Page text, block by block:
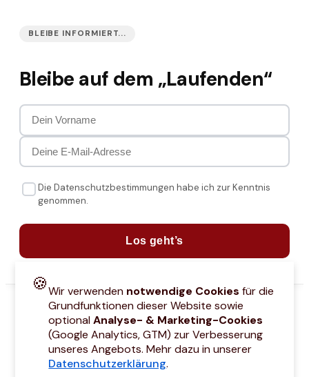
BLEIBE INFORMIERT...
Bleibe auf dem „Laufenden“
Die Datenschutzbestimmungen habe ich zur Kenntnis
genommen.
Los geht’s
🍪Wir verwenden notwendige Cookies für die
Grundfunktionen dieser Website sowie
optionalAnalyse- & Marketing-Cookies
(Google Analytics, GTM) zur Verbesserung
unseres Angebots. Mehr dazu in unserer
Datenschutzerklärung.